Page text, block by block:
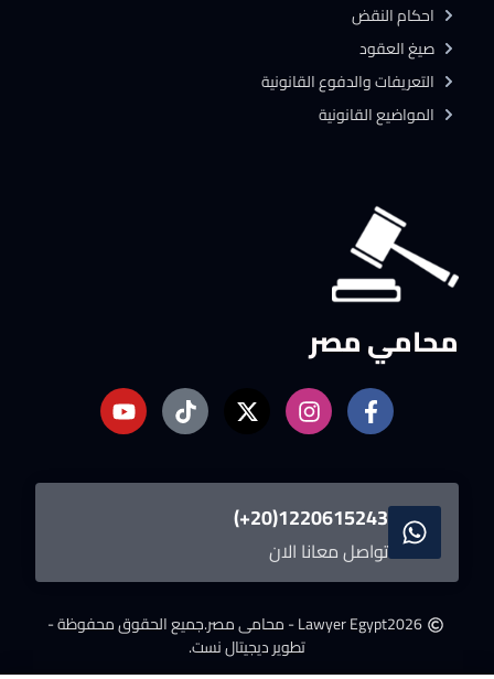
محامي مصر
1220615243(20+)
تواصل معانا الان
2026Lawyer Egypt - محامى مصر.
جميع الحقوق محفوظة -
تطوير ديجيتال نست.
احكام النقض
صيغ العقود
التعريفات والدفوع القانونية
المواضيع القانونية